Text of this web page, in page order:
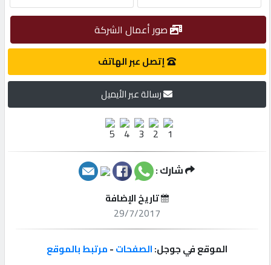
شركات
إعلانات
صور أعمال الشركة
إتصل عبر الهاتف
رسالة عبر الأيميل
شارك :
تاريخ الإضافة
29/7/2017
الموقع في جوجل:الصفحات-مرتبط بالموقع